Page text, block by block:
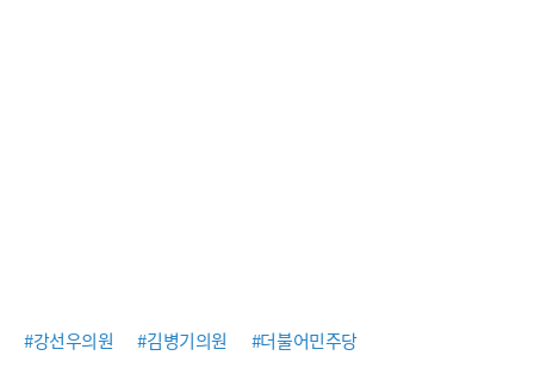
#강선우의원 #김병기의원
#더불어민주당